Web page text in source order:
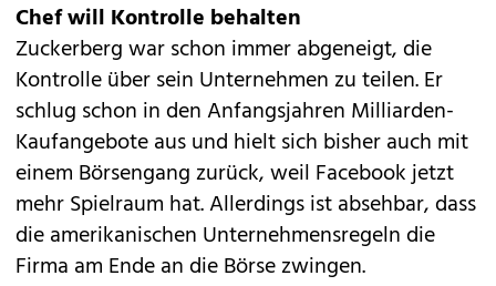
Chef will Kontrolle behalten
Zuckerberg war schon immer abgeneigt, die
Kontrolle über sein Unternehmen zu teilen. Er
schlug schon in den Anfangsjahren Milliarden-
Kaufangebote aus und hielt sich bisher auch mit
einem Börsengang zurück, weil Facebook jetzt
mehr Spielraum hat. Allerdings ist absehbar, dass
die amerikanischen Unternehmensregeln die
Firma am Ende an die Börse zwingen.